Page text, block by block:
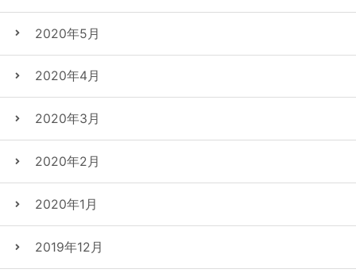
2020年5月
2020年4月
2020年3月
2020年2月
2020年1月
2019年12月